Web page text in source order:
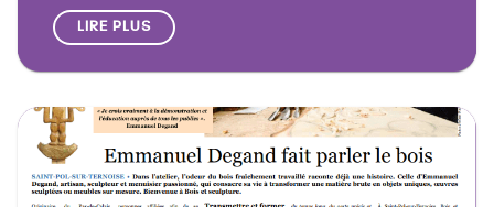
LIRE PLUS